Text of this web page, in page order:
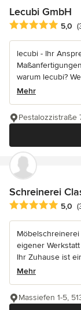
Lecubi GmbH
Durchschnittliche
5,0
lecubi - Ihr
warum lecubi?
Mehr
Schreinerei
Durchschnittliche
5,0
eigener
Ihr Zuhause ist
Mehr
Massiefen 1-5,